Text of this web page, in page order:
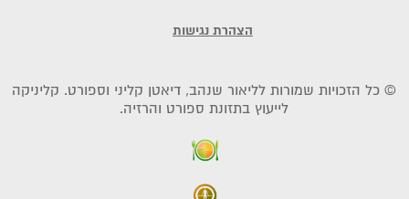
© כל הזכויות שמורות לליאור שנהב, דיאטן קליני וספורט. קליניקה
לייעוץ בתזונת ספורט והרזיה.
הצהרת נגישות